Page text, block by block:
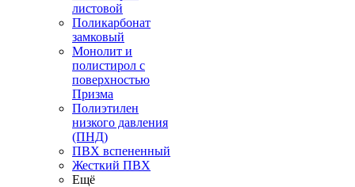
листовой
Поликарбонат
замковый
Монолит и
полистирол с
поверхностью
Призма
Полиэтилен
низкого давления
(ПНД)
ПВХ вспененный
Жесткий ПВХ
Ещё